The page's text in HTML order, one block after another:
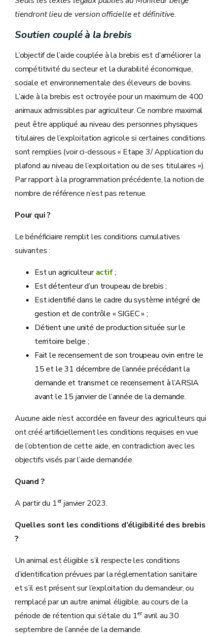
tiendront lieu de version officielle et définitive.
Soutien couplé à la brebis
L’objectif de l’aide couplée à la brebis est d’améliorer la
compétitivité du secteur et la durabilité économique,
sociale et environnementale des éleveurs de bovins.
L’aide à la brebis est octroyée pour un maximum de 400
animaux admissibles par agriculteur. Ce nombre maximal
peut être appliqué au niveau des personnes physiques
titulaires de l’exploitation agricole si certaines conditions
sont remplies (voir ci-dessous « Etape 3/ Application du
plafond au niveau de l’exploitation ou de ses titulaires »).
Par rapport à la programmation précédente, la notion de
nombre de référence n’est pas retenue.
Pour qui ?
Le bénéficiaire remplit les conditions cumulatives
suivantes :
Est un agriculteuractif;
Est détenteur d’un troupeau de brebis ;
Est identifié dans le cadre du système intégré de
gestion et de contrôle « SIGEC » ;
Détient une unité de production située sur le
territoire belge ;
Fait le recensement de son troupeau ovin entre le
15 et le 31 décembre de l’année précédant la
demande et transmet ce recensement à l’ARSIA
avant le 15 janvier de l’année de la demande.
Aucune aide n’est accordée en faveur des agriculteurs qui
ont créé artificiellement les conditions requises en vue
de l’obtention de cette aide, en contradiction avec les
objectifs visés par l’aide demandée.
Quand ?
A partir du 1erjanvier 2023.
Quelles sont les conditions d’éligibilité des brebis
?
Un animal est éligible s’il respecte les conditions
d’identification prévues par la réglementation sanitaire
et s’il est présent sur l’exploitation du demandeur, ou
remplacé par un autre animal éligible, au cours de la
période de rétention qui s’étale du 1eravril au 30
septembre de l’année de la demande.